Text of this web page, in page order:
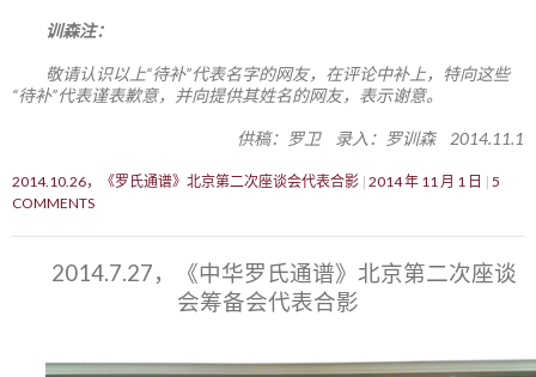
训森注：
敬请认识以上“待补”代表名字的网友，在评论中补上，特向这些
“待补”代表谨表歉意，并向提供其姓名的网友，表示谢意。
供稿：罗卫 录入：罗训森 2014.11.1
2014.10.26，《罗氏通谱》北京第二次座谈会代表合影 2014 年 11 月 1 日
5
COMMENTS
2014.7.27，《中华罗氏通谱》北京第二次座谈
会筹备会代表合影